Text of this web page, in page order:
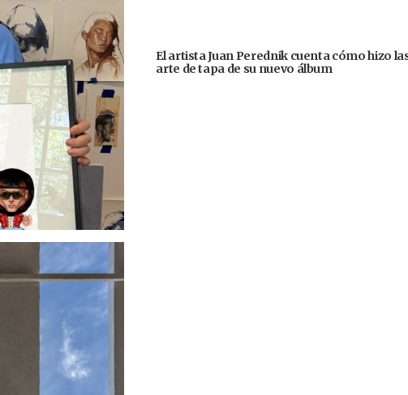
El artista Juan Perednik cuenta cómo hizo
arte de tapa de su nuevo álbum